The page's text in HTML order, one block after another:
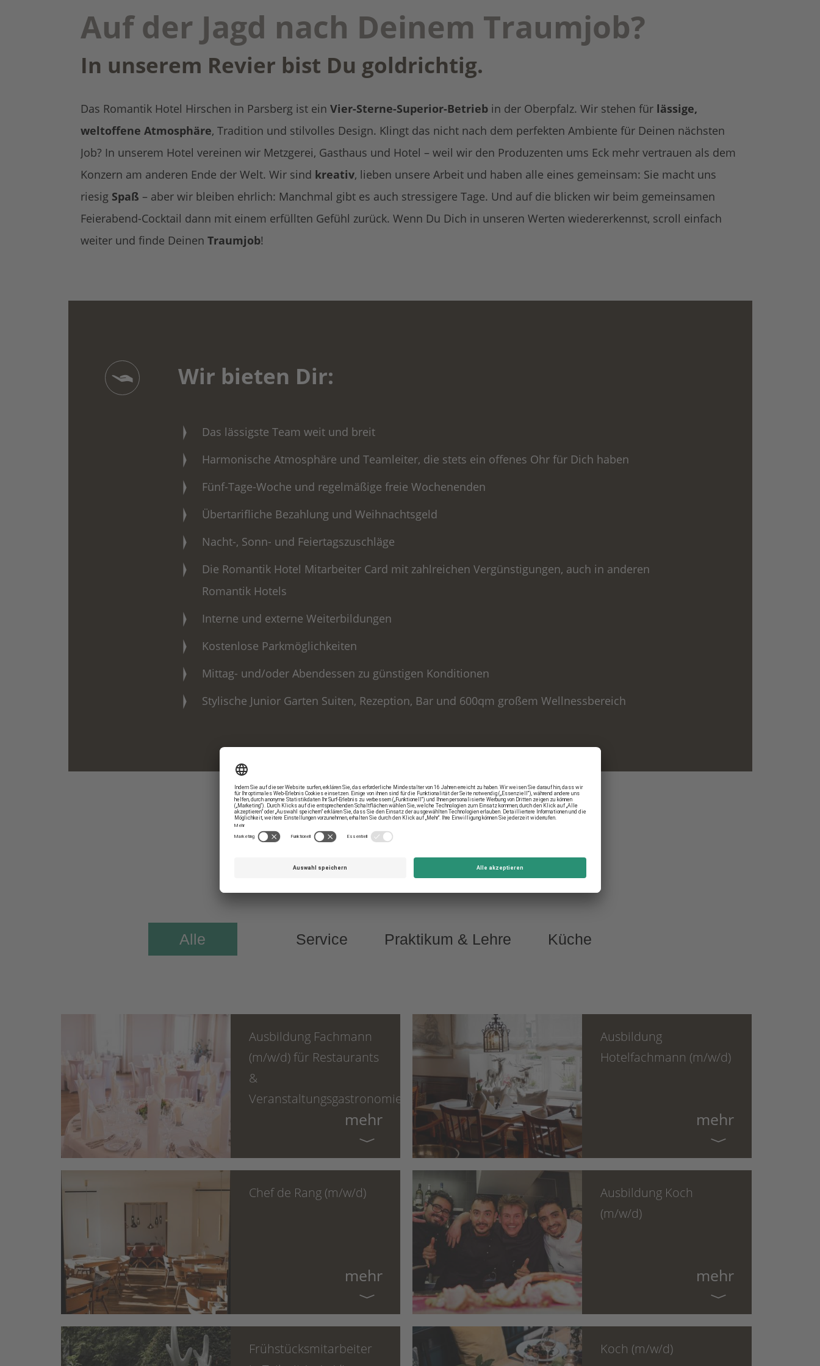
Auf der Jagd nach Deinem Traumjob?
In unserem Revier bist Du goldrichtig.
Das Romantik Hotel Hirschen in Parsberg ist ein Vier-Sterne-Superior-Betriebin der Oberpfalz. Wir stehen für lässige,
weltoffene Atmosphäre, Tradition und stilvolles Design. Klingt das nicht nach dem perfekten Ambiente für Deinen nächsten
Job? In unserem Hotel vereinen wir Metzgerei, Gasthaus und Hotel – weil wir den Produzenten ums Eck mehr vertrauen als dem
Konzern am anderen Ende der Welt. Wir sind kreativ, lieben unsere Arbeit und haben alle eines gemeinsam: Sie macht uns
riesig Spaß – aber wir bleiben ehrlich: Manchmal gibt es auch stressigere Tage. Und auf die blicken wir beim gemeinsamen
Feierabend-Cocktail dann mit einem erfüllten Gefühl zurück. Wenn Du Dich in unseren Werten wiedererkennst, scroll einfach
weiter und finde Deinen Traumjob!
Wir bieten Dir:
Das lässigste Team weit und breit
Harmonische Atmosphäre und Teamleiter, die stets ein offenes Ohr für Dich haben
Fünf-Tage-Woche und regelmäßige freie Wochenenden
Übertarifliche Bezahlung und Weihnachtsgeld
Nacht-, Sonn- und Feiertagszuschläge
Die Romantik Hotel Mitarbeiter Card mit zahlreichen Vergünstigungen, auch in anderen
Romantik Hotels
Interne und externe Weiterbildungen
Kostenlose Parkmöglichkeiten
Mittag- und/oder Abendessen zu günstigen Konditionen
Stylische Junior Garten Suiten, Rezeption, Bar und 600qm großem Wellnessbereich
Neue Bereiche & viele neue Gäste
Alle Service Praktikum & Lehre Küche
Ausbildung Fachmann
(m/w/d) für Restaurants
&
Veranstaltungsgastronomie
mehr
Ausbildung
Hotelfachmann (m/w/d)
mehr
Chef de Rang (m/w/d)
mehr
Ausbildung Koch
(m/w/d)
mehr
Frühstücksmitarbeiter
Koch (m/w/d)